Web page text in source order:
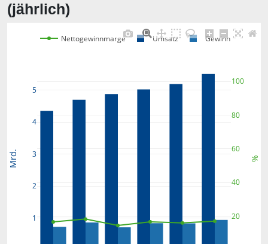
(jährlich)
1
2
3
4
5
20
40
60
80
100
Nettogewinnmarge Umsatz Gewinn
Mrd. %